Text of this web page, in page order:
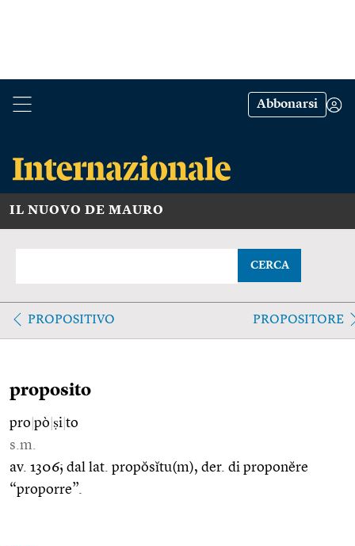
Abbonarsi
IL NUOVO DE MAURO
CERCA
PROPOSITIVO PROPOSITORE
proposito
pro pò ṣi to
s.m.
av. 1306; dal lat. propŏsĭtu(m), der. di proponĕre
“proporre”.